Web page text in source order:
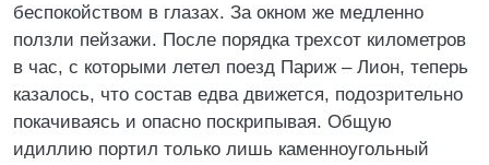
беспокойством в глазах. За окном же медленно
ползли пейзажи. После порядка трехсот километров
в час, с которыми летел поезд Париж – Лион, теперь
казалось, что состав едва движется, подозрительно
покачиваясь и опасно поскрипывая. Общую
идиллию портил только лишь каменноугольный